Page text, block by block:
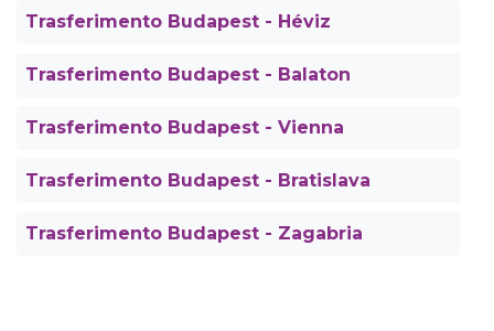
Trasferimento Budapest - Héviz
Trasferimento Budapest - Balaton
Trasferimento Budapest - Vienna
Trasferimento Budapest - Bratislava
Trasferimento Budapest - Zagabria